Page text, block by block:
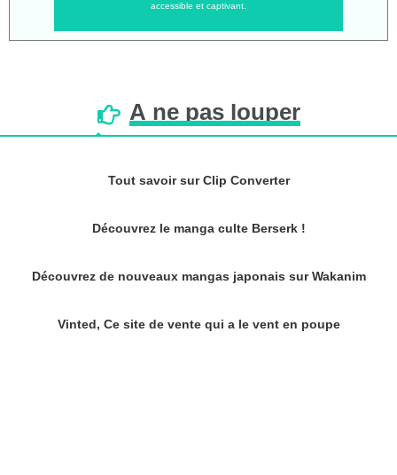
accessible et captivant.
À ne pas louper
Tout savoir sur Clip Converter
Découvrez le manga culte Berserk !
Découvrez de nouveaux mangas japonais sur Wakanim
Vinted, Ce site de vente qui a le vent en poupe